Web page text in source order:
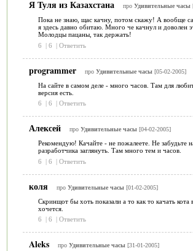
Я Туля из Казахстана про Удивительные часы
Пока не знаю, щас качну, потом скажу! А вообще
я здесь давно обитаю. Много че качнул и доволен
Молодцы пацаны, так держать!
6
| 6 | Ответить
programmer про Удивительные часы [05-02-2005]
На сайте в самом деле - много часов. Там для
версия есть.
6
| 6 | Ответить
Алексей про Удивительные часы [04-02-2005]
Рекомендую! Качайте - не пожалеете. Не забудьте
разработчика заглянуть. Там много тем и часов.
6
| 6 | Ответить
коля про Удивительные часы [01-02-2005]
Скринщот бы хоть показали а то как то качать кота
хочется.
6
| 6 | Ответить
Aleks про Удивительные часы [31-01-2005]